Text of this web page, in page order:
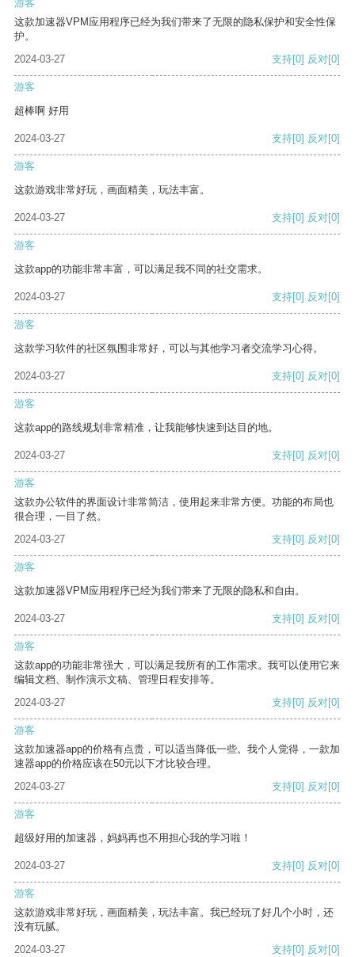
游客
这款加速器VPM应用程序已经为我们带来了无限的隐私保护和安全性保
护。
2024-03-27
支持[0] 反对[0]
游客
超棒啊 好用
2024-03-27 支持[0] 反对[0]
游客
这款游戏非常好玩，画面精美，玩法丰富。
2024-03-27 支持[0] 反对[0]
游客
这款app的功能非常丰富，可以满足我不同的社交需求。
2024-03-27 支持[0] 反对[0]
游客
这款学习软件的社区氛围非常好，可以与其他学习者交流学习心得。
2024-03-27 支持[0] 反对[0]
游客
这款app的路线规划非常精准，让我能够快速到达目的地。
2024-03-27 支持[0] 反对[0]
游客
这款办公软件的界面设计非常简洁，使用起来非常方便。功能的布局也
很合理，一目了然。
2024-03-27
支持[0] 反对[0]
游客
这款加速器VPM应用程序已经为我们带来了无限的隐私和自由。
2024-03-27 支持[0] 反对[0]
游客
这款app的功能非常强大，可以满足我所有的工作需求。我可以使用它来
编辑文档、制作演示文稿、管理日程安排等。
2024-03-27
支持[0] 反对[0]
游客
这款加速器app的价格有点贵，可以适当降低一些。我个人觉得，一款加
速器app的价格应该在50元以下才比较合理。
2024-03-27
支持[0] 反对[0]
游客
超级好用的加速器，妈妈再也不用担心我的学习啦！
2024-03-27 支持[0] 反对[0]
游客
这款游戏非常好玩，画面精美，玩法丰富。我已经玩了好几个小时，还
没有玩腻。
2024-03-27
支持[0] 反对[0]